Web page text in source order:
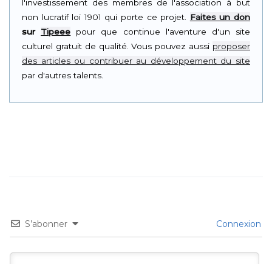
l'investissement des membres de l'association à but
non lucratif loi 1901 qui porte ce projet. Faites un don
sur Tipeee pour que continue l'aventure d'un site
culturel gratuit de qualité. Vous pouvez aussi proposer
des articles ou contribuer au développement du site
par d'autres talents.
S’abonner Connexion